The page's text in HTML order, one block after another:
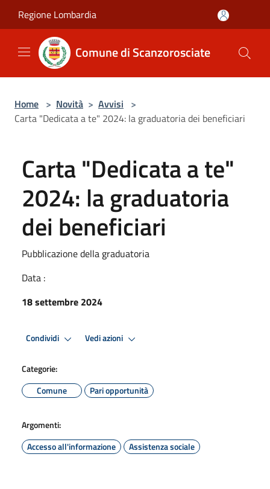
Regione Lombardia
Comune di Scanzorosciate
Home > Novità > Avvisi >
Carta "Dedicata a te" 2024: la graduatoria dei beneficiari
Carta "Dedicata a te"
2024: la graduatoria
dei beneficiari
Pubblicazione della graduatoria
Data :
18 settembre 2024
Condividi Vedi azioni
Categorie:
Comune
Pari opportunità
Argomenti:
Accesso all'informazione
Assistenza sociale